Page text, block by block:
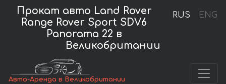
RUS ENG
Прокат авто Land Rover
Range Rover Sport SDV6
Panorama 22 в
Великобритании
Авто-Аренда в Великобритании